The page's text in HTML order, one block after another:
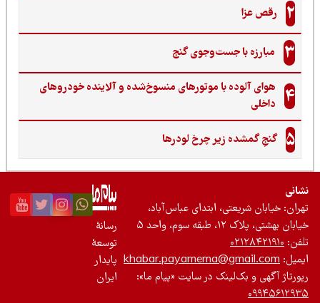
رقص عزا
مبارزه با جست‌وجوی گنج‌
هوای آلوده با موتورهای منسوخ‌شده و آلاینده خودروهای
داخلی
گنجِ گمشده زیر چرخ لودرها
خیابان شریعتی، ابتدای عباس‌آباد،
بهشتی، پلاک ۱۲، طبقه سوم، واحد ۵
۰۲۱۲۸۴۲۱۹۱۰
khabar.payamema@gmail.com
آگهی و بک‌لینک در سایت «پیام ما»:
رسانۀ
توسعۀ
پایدار
ایران